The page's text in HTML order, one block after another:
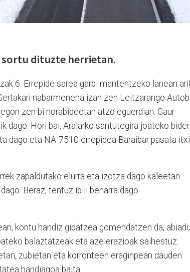
sortu dituzte herrietan.
6. Errepide sarea garbi mantentzeko lanean
nabarmenena izan zen Leitzarango
zen bi norabideetan atzo eguerdian. Gaur
dago. Hori bai, Aralarko santutegira joateko
dago eta NA-7510 errepidea Baraibar pasata
zapaldutako elurra eta izotza dago kaleetan.
Beraz, tentuz ibili beharra dago.
kontu handiz gidatzea gomendatzen da,
balaztatzeak eta azelerazioak saihestuz.
zubietan eta korronteen eraginpean dauden
handiagoa baita.